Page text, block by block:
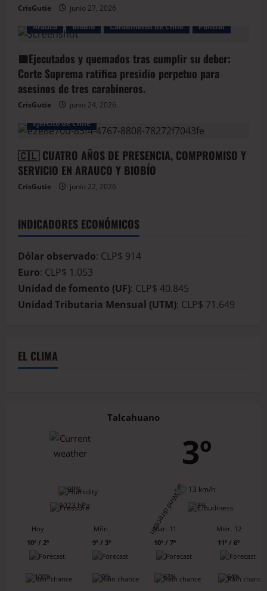
CrisGutie
junio 27, 2026
Arauco
BioBio Carabineros de Chile Policial
🟥Ejecutados y quemados tras cumplir su deber:
Corte Suprema ratifica presidio perpetuo para
asesinos de tres carabineros.
CrisGutie junio 24, 2026
Arauco Armada de Chile
Ejercito de Chile
🇨🇱 CUATRO AÑOS DE PRESENCIA, COMPROMISO Y
SERVICIO EN ARAUCO Y BIOBÍO
CrisGutie junio 22, 2026
INDICADORES ECONÓMICOS
Dólar observado: CLP$ 914
Euro: CLP$ 1.053
Unidad de fomento (UF): CLP$ 40.845
Unidad Tributaria Mensual (UTM): CLP$ 71.649
EL CLIMA
Talcahuano
3º
99%
13 km/h
1023 hPa
3%
Hoy
10º / 2º
100%
Mñn.
9º / 3º
0%
Mar. 11
10º / 7º
63%
Miér. 12
11º / 6º
64%